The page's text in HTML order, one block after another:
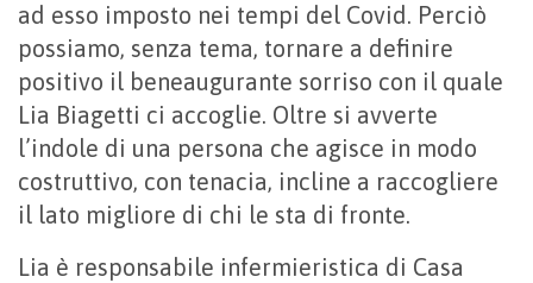
ad esso imposto nei tempi del Covid. Perciò
possiamo, senza tema, tornare a definire
positivo il beneaugurante sorriso con il quale
Lia Biagetti ci accoglie. Oltre si avverte
l’indole di una persona che agisce in modo
costruttivo, con tenacia, incline a raccogliere
il lato migliore di chi le sta di fronte.
Lia è responsabile infermieristica di Casa